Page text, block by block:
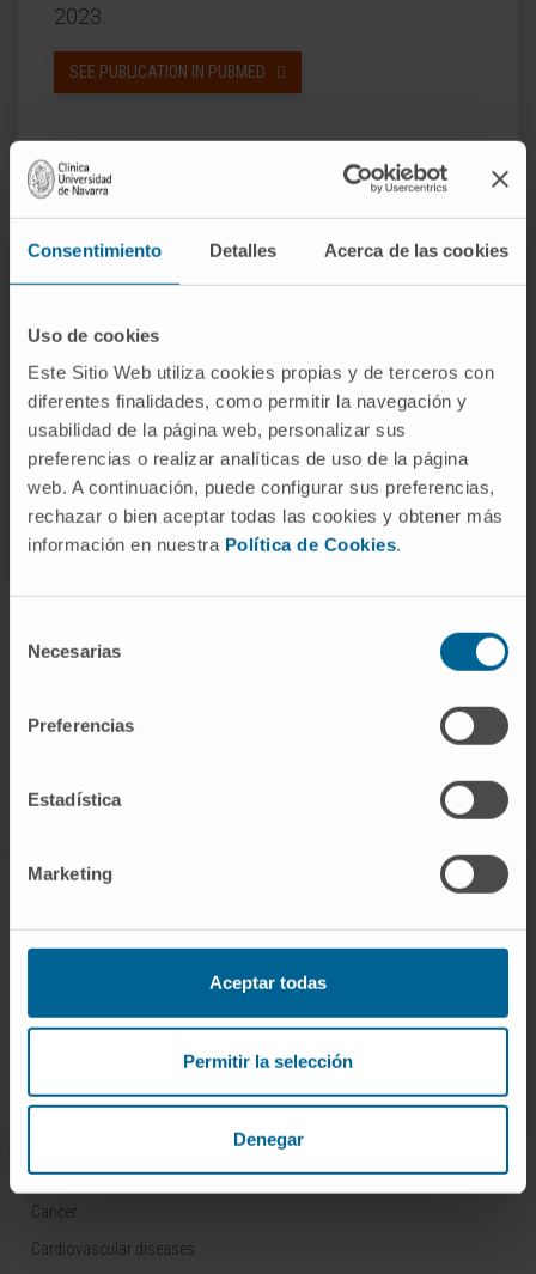
Consentimiento Detalles Acerca de las cookies
Uso de cookies
Este Sitio Web utiliza cookies propias y de terceros con
diferentes finalidades, como permitir la navegación y
usabilidad de la página web, personalizar sus
preferencias o realizar analíticas de uso de la página
web. A continuación, puede configurar sus preferencias,
rechazar o bien aceptar todas las cookies y obtener más
información en nuestra Política de Cookies.
Necesarias
Preferencias
Estadística
Marketing
Aceptar todas
Permitir la selección
Denegar
2023.
SEE PUBLICATION IN PUBMED
Dr. Puri Fortes Alonso
Researcher | Principal Investigator
Non-coding RNA and
Biotechnology Research Group
Research Center of the Clinica
Cancer
Cardiovascular diseases